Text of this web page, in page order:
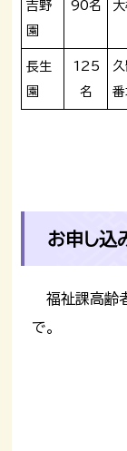
吉野
園
90名
長生
園
125
名
番
お申し込
福祉課高齢
で。